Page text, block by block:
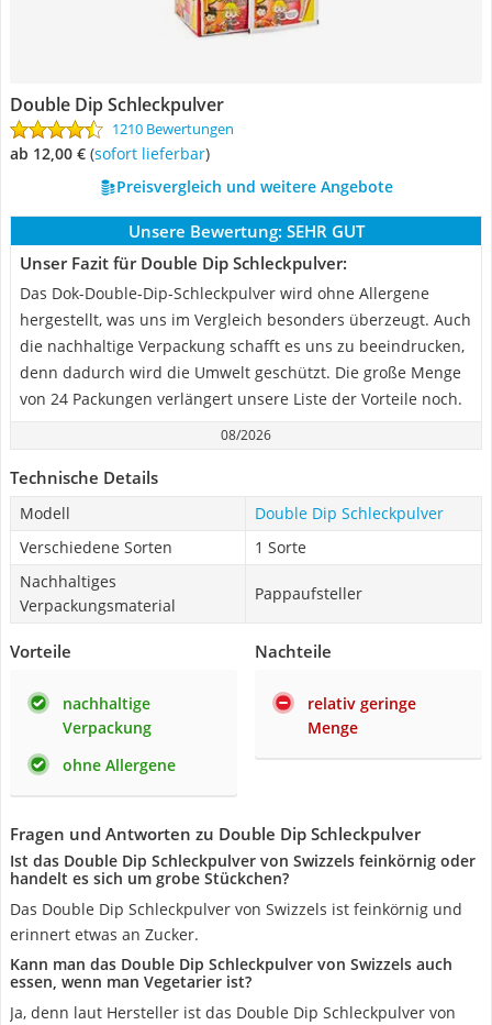
Double Dip Schleckpulver
1210 Bewertungen
ab 12,00 € ( Sofort lieferbar)
Preisvergleich und weitere Angebote
Unsere Bewertung: SEHR GUT
Unser Fazit für Double Dip Schleckpulver:
Das Dok-Double-Dip-Schleckpulver wird ohne Allergene
hergestellt, was uns im Vergleich besonders überzeugt. Auch
die nachhaltige Verpackung schafft es uns zu beeindrucken,
denn dadurch wird die Umwelt geschützt. Die große Menge
von 24 Packungen verlängert unsere Liste der Vorteile noch.
08/2026
Technische Details
Modell
Double Dip Schleckpulver
Verschiedene Sorten
1 Sorte
Nachhaltiges
Verpackungsmaterial
Pappaufsteller
Vorteile
nachhaltige
Verpackung
ohne Allergene
Nachteile
relativ geringe
Menge
Fragen und Antworten zu Double Dip Schleckpulver
Ist das Double Dip Schleckpulver von Swizzels feinkörnig oder
handelt es sich um grobe Stückchen?
Das Double Dip Schleckpulver von Swizzels ist feinkörnig und
erinnert etwas an Zucker.
Kann man das Double Dip Schleckpulver von Swizzels auch
essen, wenn man Vegetarier ist?
Ja, denn laut Hersteller ist das Double Dip Schleckpulver von